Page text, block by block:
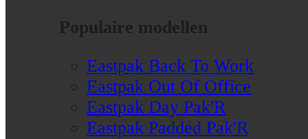
Populaire modellen
Eastpak Back To Work
Eastpak Out Of Office
Eastpak Day Pak'R
Eastpak Padded Pak'R